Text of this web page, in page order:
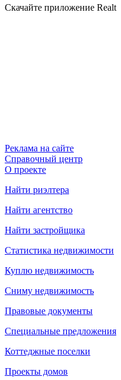
Скачайте приложение Realt
Реклама на сайте
Справочный центр
О проекте
Найти риэлтера
Найти агентство
Найти застройщика
Статистика недвижимости
Куплю недвижимость
Сниму недвижимость
Правовые документы
Специальные предложения
Коттеджные поселки
Проекты домов